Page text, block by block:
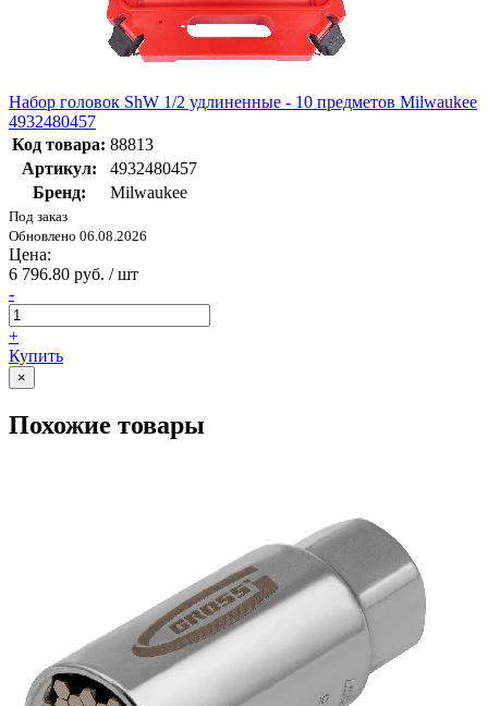
Набор головок ShW 1/2 удлиненные - 10 предметов Milwaukee
4932480457
Код товара: 88813
Артикул:
4932480457
Бренд:
Milwaukee
Под заказ
Обновлено 06.08.2026
Цена:
6 796.80 руб. / шт
-
+
Купить
×
Похожие товары